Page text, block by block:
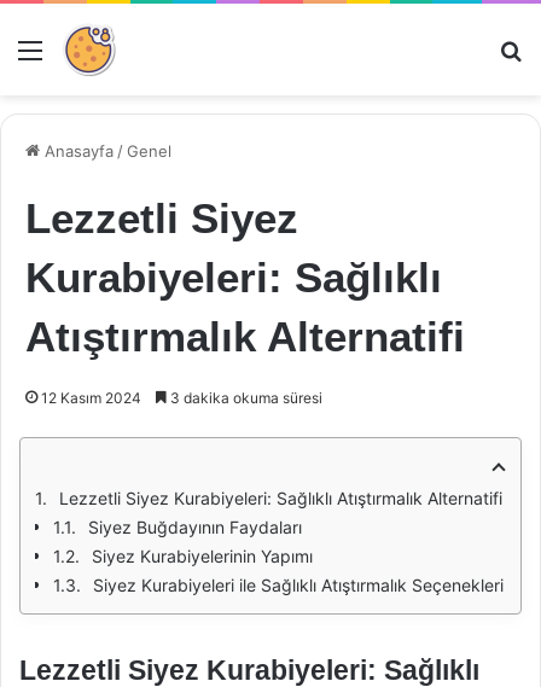
Menü
Anasayfa /Genel
Lezzetli Siyez
Kurabiyeleri: Sağlıklı
Atıştırmalık Alternatifi
12 Kasım 2024 3 dakika okuma süresi
Lezzetli Siyez Kurabiyeleri: Sağlıklı Atıştırmalık Alternatifi
Siyez Buğdayının Faydaları
Siyez Kurabiyelerinin Yapımı
Siyez Kurabiyeleri ile Sağlıklı Atıştırmalık Seçenekleri
Lezzetli Siyez Kurabiyeleri: Sağlıklı